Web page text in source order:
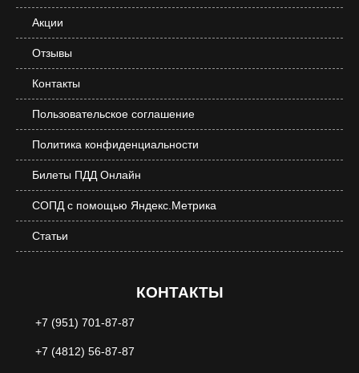
Акции
Отзывы
Контакты
Пользовательское соглашение
Политика конфиденциальности
Билеты ПДД Онлайн
СОПД с помощью Яндекс.Метрика
Статьи
КОНТАКТЫ
+7 (951) 701-87-87
+7 (4812) 56-87-87